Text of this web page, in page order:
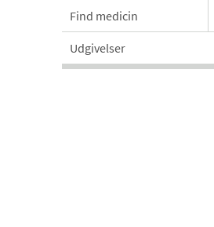
Find medicin
Udgivelser